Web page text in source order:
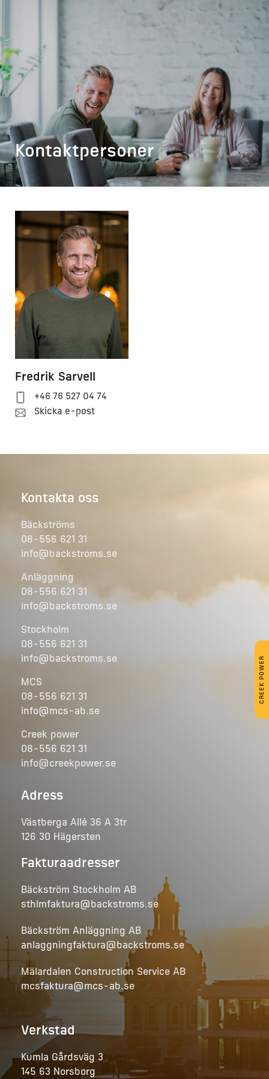
Kontaktpersoner
Fredrik Sarvell
+46 76 527 04 74
Skicka e-post
CREEK POWER
Kontakta oss
Bäckströms
08-556 621 31
info@backstroms.se
Anläggning
08-556 621 31
info@backstroms.se
Stockholm
08-556 621 31
info@backstroms.se
MCS
08-556 621 31
info@mcs-ab.se
Creek power
08-556 621 31
info@creekpower.se
Adress
Västberga Allé 36 A 3tr
126 30 Hägersten
Fakturaadresser
Bäckström Stockholm AB
sthlmfaktura@backstroms.se
Bäckström Anläggning AB
anlaggningfaktura@backstroms.se
Mälardalen Construction Service AB
mcsfaktura@mcs-ab.se
Verkstad
Kumla Gårdsväg 3
145 63 Norsborg